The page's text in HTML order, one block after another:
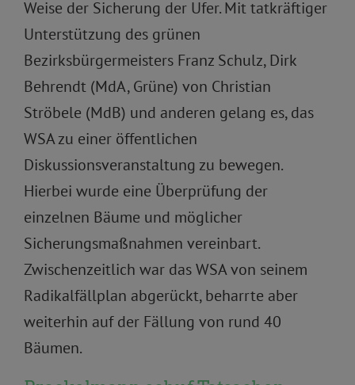
Weise der Sicherung der Ufer. Mit tatkräftiger
Unterstützung des grünen
Bezirksbürgermeisters Franz Schulz, Dirk
Behrendt (MdA, Grüne) von Christian
Ströbele (MdB) und anderen gelang es, das
WSA zu einer öffentlichen
Diskussionsveranstaltung zu bewegen.
Hierbei wurde eine Überprüfung der
einzelnen Bäume und möglicher
Sicherungsmaßnahmen vereinbart.
Zwischenzeitlich war das WSA von seinem
Radikalfällplan abgerückt, beharrte aber
weiterhin auf der Fällung von rund 40
Bäumen.